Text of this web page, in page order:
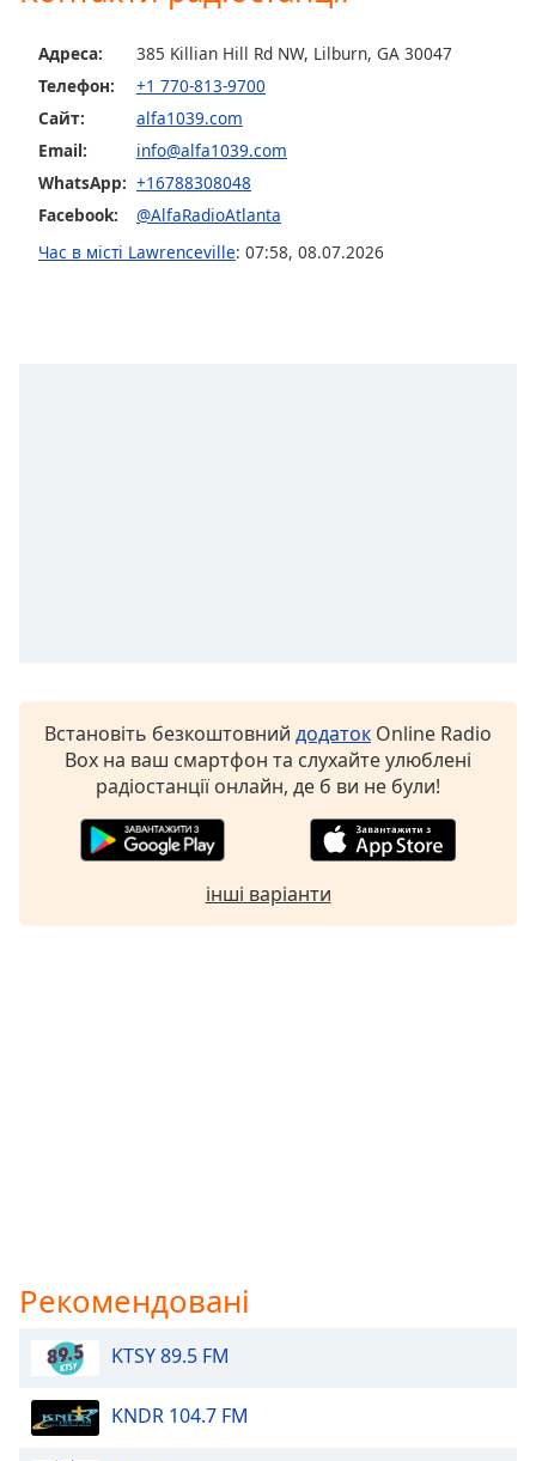
Opacity
Caption
Area
Background
Color
Opacity
Close
Modal
Dialog
Адреса:
385 Killian Hill Rd NW, Lilburn, GA 30047
Телефон:
+1 770-813-9700
Сайт:
alfa1039.com
Email:
info@alfa1039.com
WhatsApp: +16788308048
Facebook:
@AlfaRadioAtlanta
Час в місті Lawrenceville: 07:58, 08.07.2026
Встановіть безкоштовний додаток Online Radio
Box на ваш смартфон та слухайте улюблені
радіостанції онлайн, де б ви не були!
інші варіанти
Рекомендовані
KTSY 89.5 FM
KNDR 104.7 FM